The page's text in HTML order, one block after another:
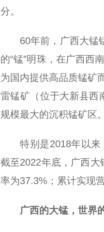
分。
60年前，广西大锰
的“锰”明珠，在广西西
为国内提供高品质锰矿
雷锰矿（位于大新县西
规模最大的沉积锰矿区。
特别是2018年以
截至2022年底，广西
率为37.3%；累计实现
广西的大锰，世界